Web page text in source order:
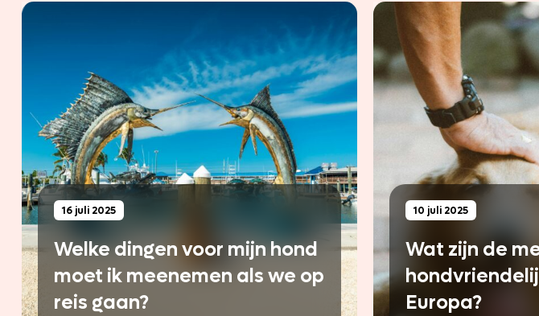
16 juli 2025
Welke dingen voor mijn hond
moet ik meenemen als we op
reis gaan?
10 juli 2025
Wat zijn de
Europa?